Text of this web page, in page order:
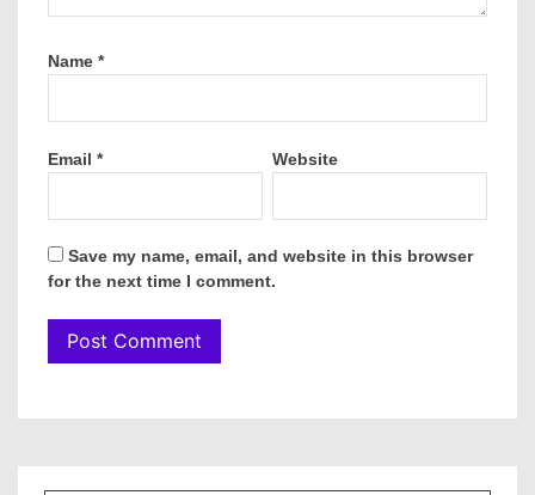
Name *
Email * Website
Save my name, email, and website in this browser
for the next time I comment.